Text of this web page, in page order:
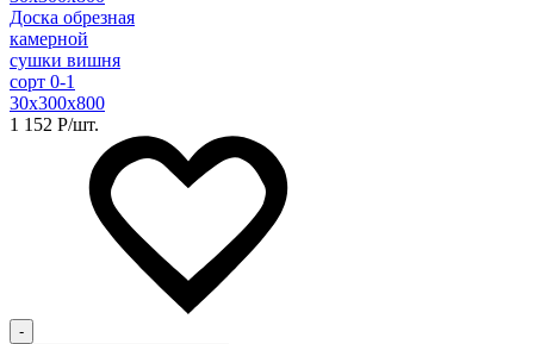
Доска обрезная
камерной
сушки вишня
сорт 0-1
30х300х800
1 152 Р/шт.
-